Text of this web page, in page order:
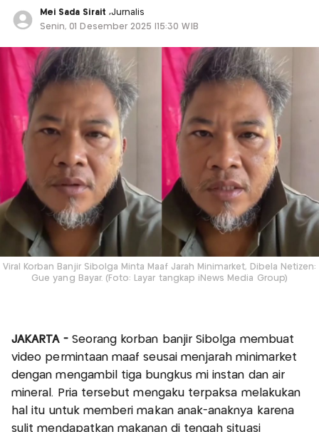
Mei Sada Sirait ,Jurnalis
Senin, 01 Desember 2025 |15:30 WIB
Viral Korban Banjir Sibolga Minta Maaf Jarah Minimarket, Dibela Netizen:
Gue yang Bayar. (Foto: Layar tangkap iNews Media Group)
JAKARTA - Seorang korban banjir Sibolga membuat
video permintaan maaf seusai menjarah minimarket
dengan mengambil tiga bungkus mi instan dan air
mineral. Pria tersebut mengaku terpaksa melakukan
hal itu untuk memberi makan anak-anaknya karena
sulit mendapatkan makanan di tengah situasi